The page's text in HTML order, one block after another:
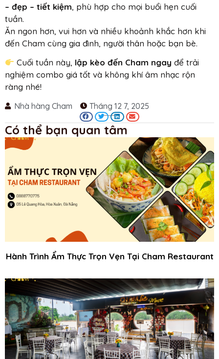
– đẹp – tiết kiệm, phù hợp cho mọi buổi hẹn cuối
tuần.
Ăn ngon hơn, vui hơn và nhiều khoảnh khắc hơn khi
đến Cham cùng gia đình, người thân hoặc bạn bè.
Cuối tuần này, lập kèo đến Cham ngay để trải
nghiệm combo giá tốt và không khí âm nhạc rộn
ràng nhé!
Nhà hàng Cham Tháng 12 7, 2025
Có thể bạn quan tâm
Hành Trình Ẩm Thực Trọn Vẹn Tại Cham Restaurant